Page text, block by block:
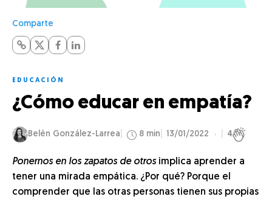
Comparte
EDUCACIÓN
¿Cómo educar en empatía?
Belén González-Larrea 8 min 13/01/2022 4
Ponernos en los zapatos de otrosimplica aprender a
tener una mirada empática. ¿Por qué? Porque el
comprender que las otras personas tienen sus propias